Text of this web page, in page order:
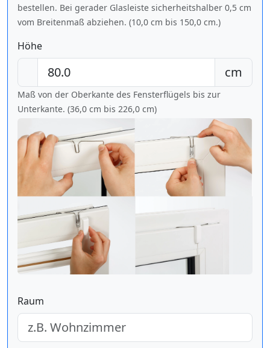
bestellen. Bei gerader Glasleiste sicherheitshalber 0,5 cm
vom Breitenmaß abziehen. (10,0 cm bis 150,0 cm.)
Höhe
cm
Maß von der Oberkante des Fensterflügels bis zur
Unterkante. (36,0 cm bis 226,0 cm)
Raum